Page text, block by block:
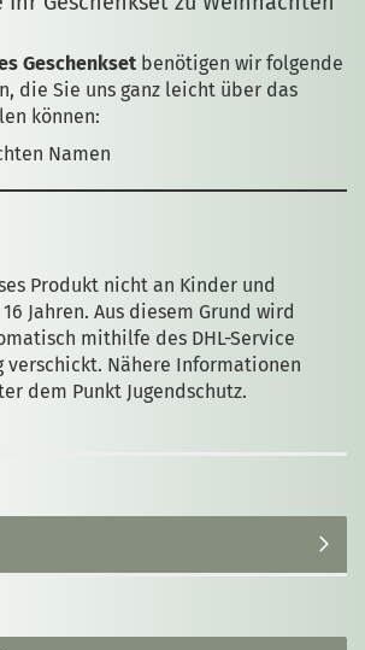
Geschenkset benötigen wir folgende
die Sie uns ganz leicht über das
können:
Namen
Produkt nicht an Kinder und
Jahren. Aus diesem Grund wird
mithilfe des DHL-Service
verschickt. Nähere Informationen
dem Punkt Jugendschutz.